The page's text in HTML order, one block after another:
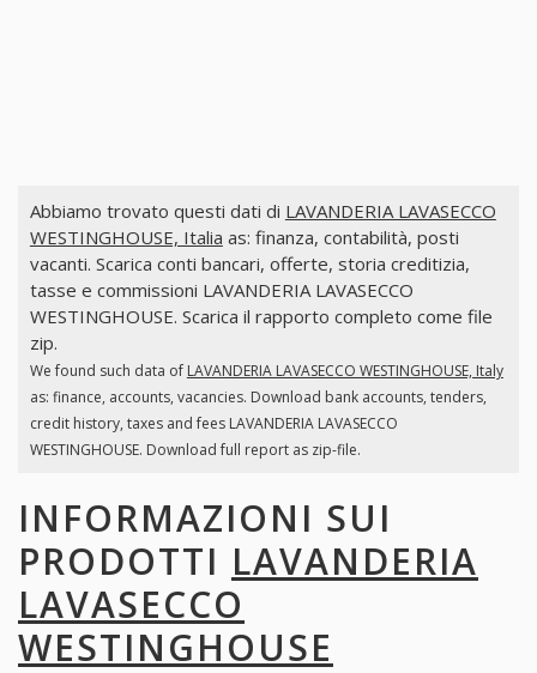
Abbiamo trovato questi dati di LAVANDERIA LAVASECCO
WESTINGHOUSE, Italia as: finanza, contabilità, posti
vacanti. Scarica conti bancari, offerte, storia creditizia,
tasse e commissioni LAVANDERIA LAVASECCO
WESTINGHOUSE. Scarica il rapporto completo come file
zip.
We found such data of LAVANDERIA LAVASECCO WESTINGHOUSE, Italy
as: finance, accounts, vacancies. Download bank accounts, tenders,
credit history, taxes and fees LAVANDERIA LAVASECCO
WESTINGHOUSE. Download full report as zip-file.
INFORMAZIONI SUI
PRODOTTI LAVANDERIA
LAVASECCO
WESTINGHOUSE